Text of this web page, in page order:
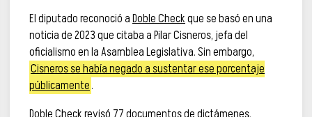
El diputado reconoció aDoble Checkque se basó en una
noticia de 2023 que citaba a Pilar Cisneros, jefa del
oficialismo en la Asamblea Legislativa. Sin embargo,
Cisneros se había negado a sustentar ese porcentaje
públicamente.